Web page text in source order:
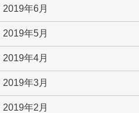
2019年6月
2019年5月
2019年4月
2019年3月
2019年2月